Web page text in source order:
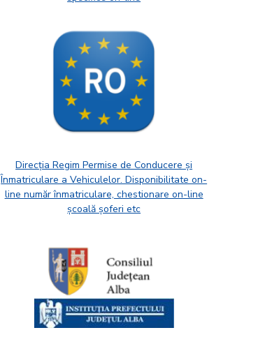
Direcția Regim Permise de Conducere și
Înmatriculare a Vehiculelor. Disponibilitate on-
line număr înmatriculare, chestionare on-line
școală șoferi etc